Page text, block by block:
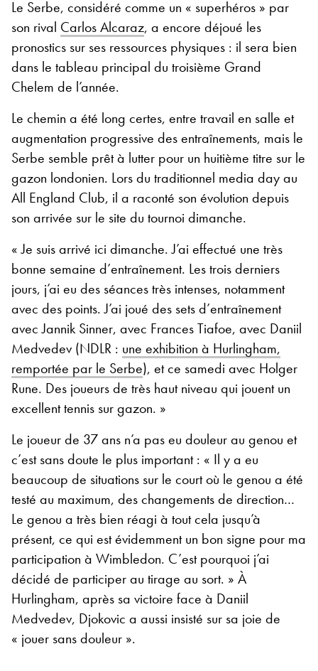
Le Serbe, considéré comme un « superhéros » par
son rival Carlos Alcaraz, a encore déjoué les
pronostics sur ses ressources physiques : il sera bien
dans le tableau principal du troisième Grand
Chelem de l’année.
Le chemin a été long certes, entre travail en salle et
augmentation progressive des entraînements, mais le
Serbe semble prêt à lutter pour un huitième titre sur le
gazon londonien. Lors du traditionnel media day au
All England Club, il a raconté son évolution depuis
son arrivée sur le site du tournoi dimanche.
« Je suis arrivé ici dimanche. J’ai effectué une très
bonne semaine d’entraînement. Les trois derniers
jours, j’ai eu des séances très intenses, notamment
avec des points. J’ai joué des sets d’entraînement
avec Jannik Sinner, avec Frances Tiafoe, avec Daniil
Medvedev (NDLR : une exhibition à Hurlingham,
remportée par le Serbe), et ce samedi avec Holger
Rune. Des joueurs de très haut niveau qui jouent un
excellent tennis sur gazon. »
Le joueur de 37 ans n’a pas eu douleur au genou et
c’est sans doute le plus important : « Il y a eu
beaucoup de situations sur le court où le genou a été
testé au maximum, des changements de direction…
Le genou a très bien réagi à tout cela jusqu’à
présent, ce qui est évidemment un bon signe pour ma
participation à Wimbledon. C’est pourquoi j’ai
décidé de participer au tirage au sort. » À
Hurlingham, après sa victoire face à Daniil
Medvedev, Djokovic a aussi insisté sur sa joie de
« jouer sans douleur ».